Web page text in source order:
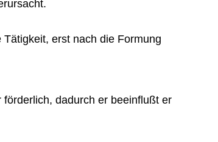
erst nach die Formung
dadurch er beeinflußt er